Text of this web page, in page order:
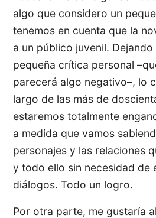
algo que considero un
tenemos en cuenta que la
a un público juvenil.
pequeña crítica personal
parecerá algo negativo–, lo
largo de las más de
estaremos totalmente
a medida que vamos
personajes y las relaciones
y todo ello sin necesidad de
diálogos. Todo un logro.
Por otra parte, me gustaría